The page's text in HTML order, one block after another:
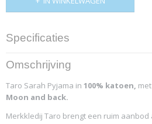
Specificaties
Productcode
4221-10630
Omschrijving
Taro Sarah Pyjama in 100% katoen,
Moon and back.
Merkkledij Taro brengt een ruim